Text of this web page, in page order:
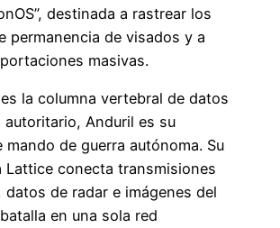
destinada a rastrear los
permanencia de visados y a
masivas.
la columna vertebral de datos
autoritario, Anduril es su
mando de guerra autónoma. Su
Lattice conecta transmisiones
datos de radar e imágenes del
en una sola red